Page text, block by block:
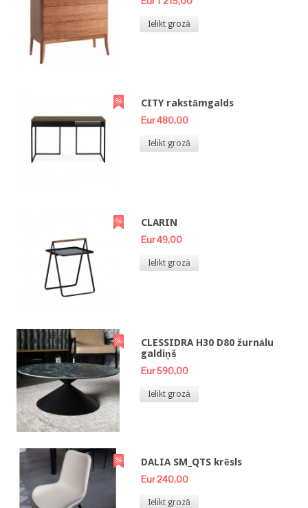
Ielikt grozā
CITY rakstāmgalds
Eur 480,00
Ielikt grozā
CLARIN
Eur 49,00
Ielikt grozā
CLESSIDRA H30 D80 žurnālu
galdiņš
Eur 590,00
Ielikt grozā
DALIA SM_QTS krēsls
Eur 240,00
Ielikt grozā